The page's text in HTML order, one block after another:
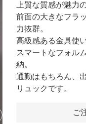
slide
上質な質感が魅力
前面の大きなフラ
力抜群。
高級感ある金具使
スマートなフォル
納。
通勤はもちろん、
リュックです。
ご